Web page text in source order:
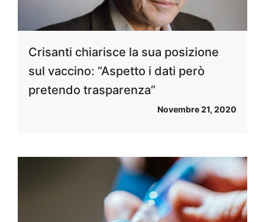
Crisanti chiarisce la sua posizione
sul vaccino: “Aspetto i dati però
pretendo trasparenza”
Novembre 21, 2020